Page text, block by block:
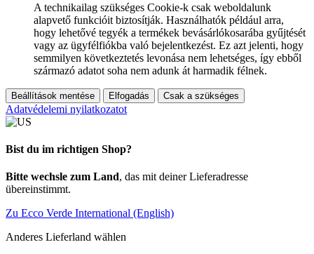
A technikailag szükséges Cookie-k csak weboldalunk
alapvető funkcióit biztosítják. Használhatók például arra,
hogy lehetővé tegyék a termékek bevásárlókosarába gyűjtését
vagy az ügyfélfiókba való bejelentkezést. Ez azt jelenti, hogy
semmilyen következtetés levonása nem lehetséges, így ebből
származó adatot soha nem adunk át harmadik félnek.
Beállítások mentése Elfogadás Csak a szükséges
Adatvédelemi nyilatkozatot
Bist du im richtigen Shop?
Bitte wechsle zum Land, das mit deiner Lieferadresse
übereinstimmt.
Zu Ecco Verde International (English)
Anderes Lieferland wählen